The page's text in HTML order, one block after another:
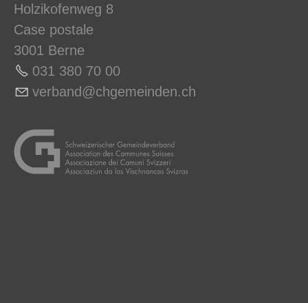
Holzikofenweg 8
Case postale
3001 Berne
031 380 70 00
v rb nd chg m nd n ch